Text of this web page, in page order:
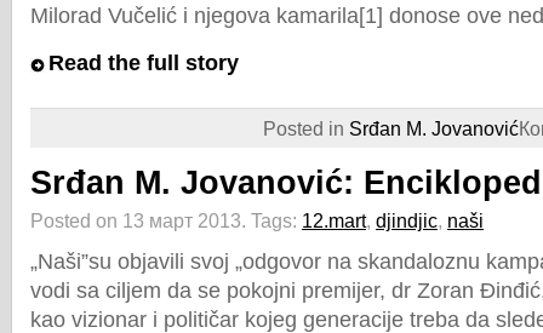
Milorad Vučelić i njegova kamarila[1] donose ove
Read the full story
Posted in Srđan M. Jovanović
Srđan M. Jovanović:
Posted on 13 март 2013. Tags: 12.mart, djindjic, naši
„Naši”su objavili svoj „odgovor na skandaloznu
vodi sa ciljem da se pokojni premijer, dr Zoran
kao vizionar i političar kojeg generacije treba da